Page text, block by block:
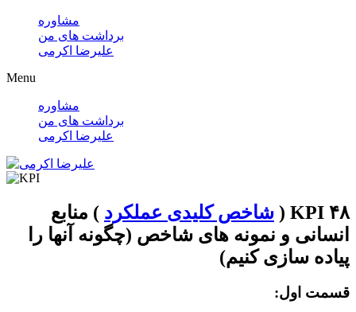
مشاوره
برداشت های من
علیرضا اکرمی
Menu
مشاوره
برداشت های من
علیرضا اکرمی
۴۸ KPI ( شاخص کلیدی عملکرد ) منابع
انسانی و نمونه های شاخص (چگونه آنها را
پیاده سازی کنیم)
قسمت اول: